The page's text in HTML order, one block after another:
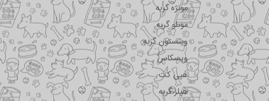
مونژه گربه
مونلو گربه
وینستون گربه
ویسکاس
هپی کت
هیلز گربه